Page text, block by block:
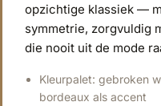
opzichtige klassiek —
symmetrie, zorgvuldig
die nooit uit de mode
Kleurpalet: gebroken
bordeaux als accent